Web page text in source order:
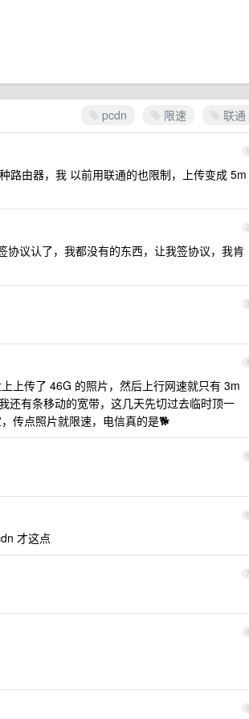
pcdn 限速 联通
1
路由器，我 以前用联通的也限制，上传变成 5m
2
议认了，我都没有的东西，让我签协议，我肯
3
4
上传了 46G 的照片，然后上行网速就只有 3m
还有条移动的宽带，这几天先切过去临时顶一
传点照片就限速，电信真的是🐕
5
6
才这点
7
8
9